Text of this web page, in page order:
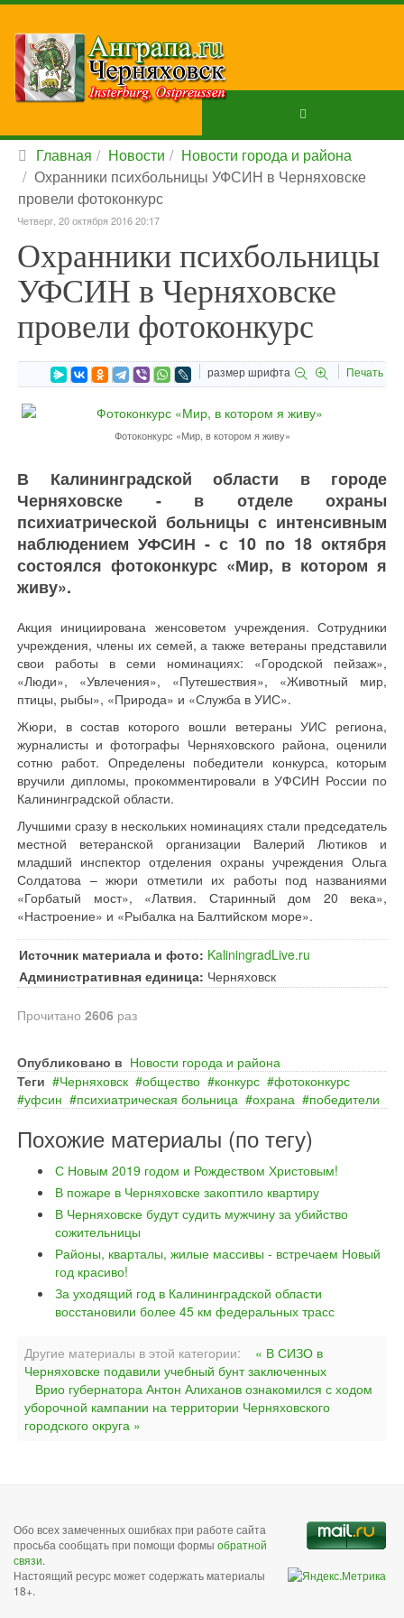
Главная Новости
Новости города и района
Охранники психбольницы УФСИН в Черняховске
провели фотоконкурс
Четверг, 20 октября 2016 20:17
Охранники психбольницы
УФСИН в Черняховске
провели фотоконкурс
размер шрифта Печать
Фотоконкурс «Мир, в котором я живу»
В Калининградской области в городе
Черняховске - в отделе охраны
психиатрической больницы с интенсивным
наблюдением УФСИН - с 10 по 18 октября
состоялся фотоконкурс «Мир, в котором я
живу».
Акция инициирована женсоветом учреждения. Сотрудники
учреждения, члены их семей, а также ветераны представили
свои работы в семи номинациях: «Городской пейзаж»,
«Люди», «Увлечения», «Путешествия», «Животный мир,
птицы, рыбы», «Природа» и «Служба в УИС».
Жюри, в состав которого вошли ветераны УИС региона,
журналисты и фотографы Черняховского района, оценили
сотню работ. Определены победители конкурса, которым
вручили дипломы, прокомментировали в УФСИН России по
Калининградской области.
Лучшими сразу в нескольких номинациях стали председатель
местной ветеранской организации Валерий Лютиков и
младший инспектор отделения охраны учреждения Ольга
Солдатова – жюри отметили их работы под названиями
«Горбатый мост», «Латвия. Старинный дом 20 века»,
«Настроение» и «Рыбалка на Балтийском море».
Источник материала и фото: KaliningradLive.ru
Административная единица: Черняховск
Прочитано 2606 раз
Опубликовано в Новости города и района
Теги
Черняховск общество конкурс
фотоконкурс
уфсин
психиатрическая больница охрана победители
Похожие материалы (по тегу)
С Новым 2019 годом и Рождеством Христовым!
В пожаре в Черняховске закоптило квартиру
В Черняховске будут судить мужчину за убийство
сожительницы
Районы, кварталы, жилые массивы - встречаем Новый
год красиво!
За уходящий год в Калининградской области
восстановили более 45 км федеральных трасс
Другие материалы в этой категории:
« В СИЗО в
Черняховске подавили учебный бунт заключенных
Врио губернатора Антон Алиханов ознакомился с ходом
уборочной кампании на территории Черняховского
городского округа »
Обо всех замеченных ошибках при работе сайта
просьба сообщать при помощи формы обратной
связи.
Настоящий ресурс может содержать материалы
18+.